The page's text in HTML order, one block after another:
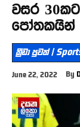
වසර
පෝතකයින්
ක්‍රීඩා පුවත් |
June 22, 2022 By